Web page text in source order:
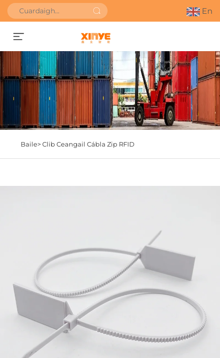
En
Faigh Ullmhaíocht
Baile>Clib Ceangail Cábla Zip RFID